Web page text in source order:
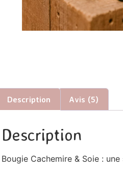
Description Avis (5)
Description
Bougie Cachemire & Soie :